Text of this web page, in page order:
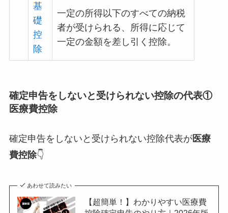
基
礎
控
除
一定の所得以下のすべての納税
者が受けられる、所得に応じて
一定の金額を差し引く控除。
確定申告をしないと受けられない控除の代表①
医療費控除
確定申告をしないと受けられない控除代表が医療
費控除👇
あわせて読みたい
【超簡単！】わかりやすい医療費